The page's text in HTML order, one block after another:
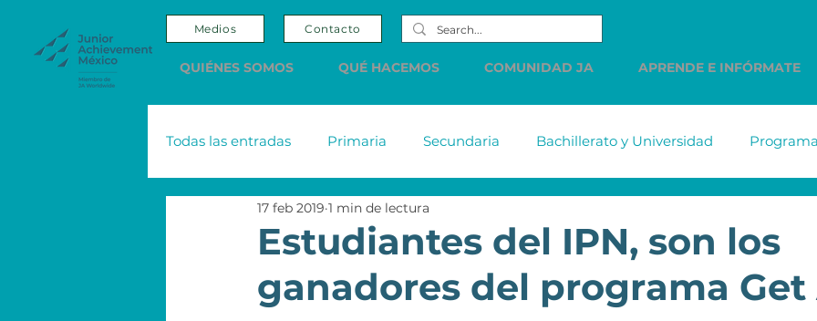
Medios Contacto
QUIÉNES SOMOS QUÉ HACEMOS COMUNIDAD JA APRENDE E INFÓRMATE
Todas las entradas Primaria Secundaria Bachillerato y Universidad
Editorial Scotiabank
Nacional Monte de Piedad HSBC Western Union LINDE PREC
Estudiantes del IPN, son los
ganadores del programa Get
17 feb 2019 1 min de lectura